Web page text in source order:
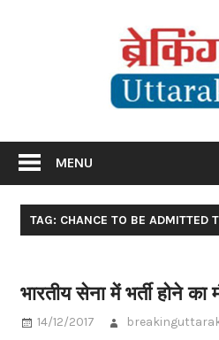
MENU
TAG: CHANCE TO BE ADMITTED
भारतीय सेना में भर्ती होने का
14/12/2017